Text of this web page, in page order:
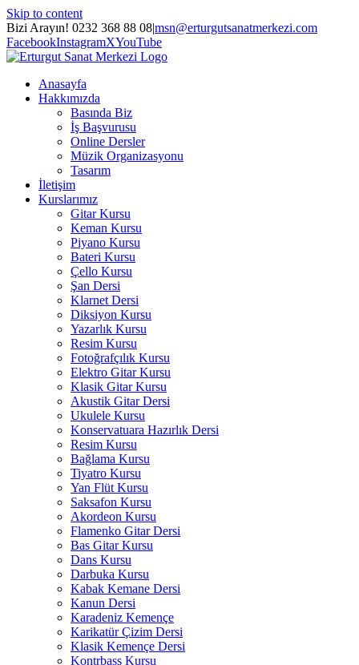
Skip to content
Bizi Arayın! 0232 368 88 08|msn@erturgutsanatmerkezi.com
FacebookInstagramXYouTube
Anasayfa
Hakkımızda
Basında Biz
İş Başvurusu
Online Dersler
Müzik Organizasyonu
Tasarım
İletişim
Kurslarımız
Gitar Kursu
Keman Kursu
Piyano Kursu
Bateri Kursu
Çello Kursu
Şan Dersi
Klarnet Dersi
Diksiyon Kursu
Yazarlık Kursu
Resim Kursu
Fotoğrafçılık Kursu
Elektro Gitar Kursu
Klasik Gitar Kursu
Akustik Gitar Dersi
Ukulele Kursu
Konservatuara Hazırlık Dersi
Resim Kursu
Bağlama Kursu
Tiyatro Kursu
Yan Flüt Kursu
Saksafon Kursu
Akordeon Kursu
Flamenko Gitar Dersi
Bas Gitar Kursu
Dans Kursu
Darbuka Kursu
Kabak Kemane Dersi
Kanun Dersi
Karadeniz Kemençe
Karikatür Çizim Dersi
Klasik Kemençe Dersi
Kontrbass Kursu